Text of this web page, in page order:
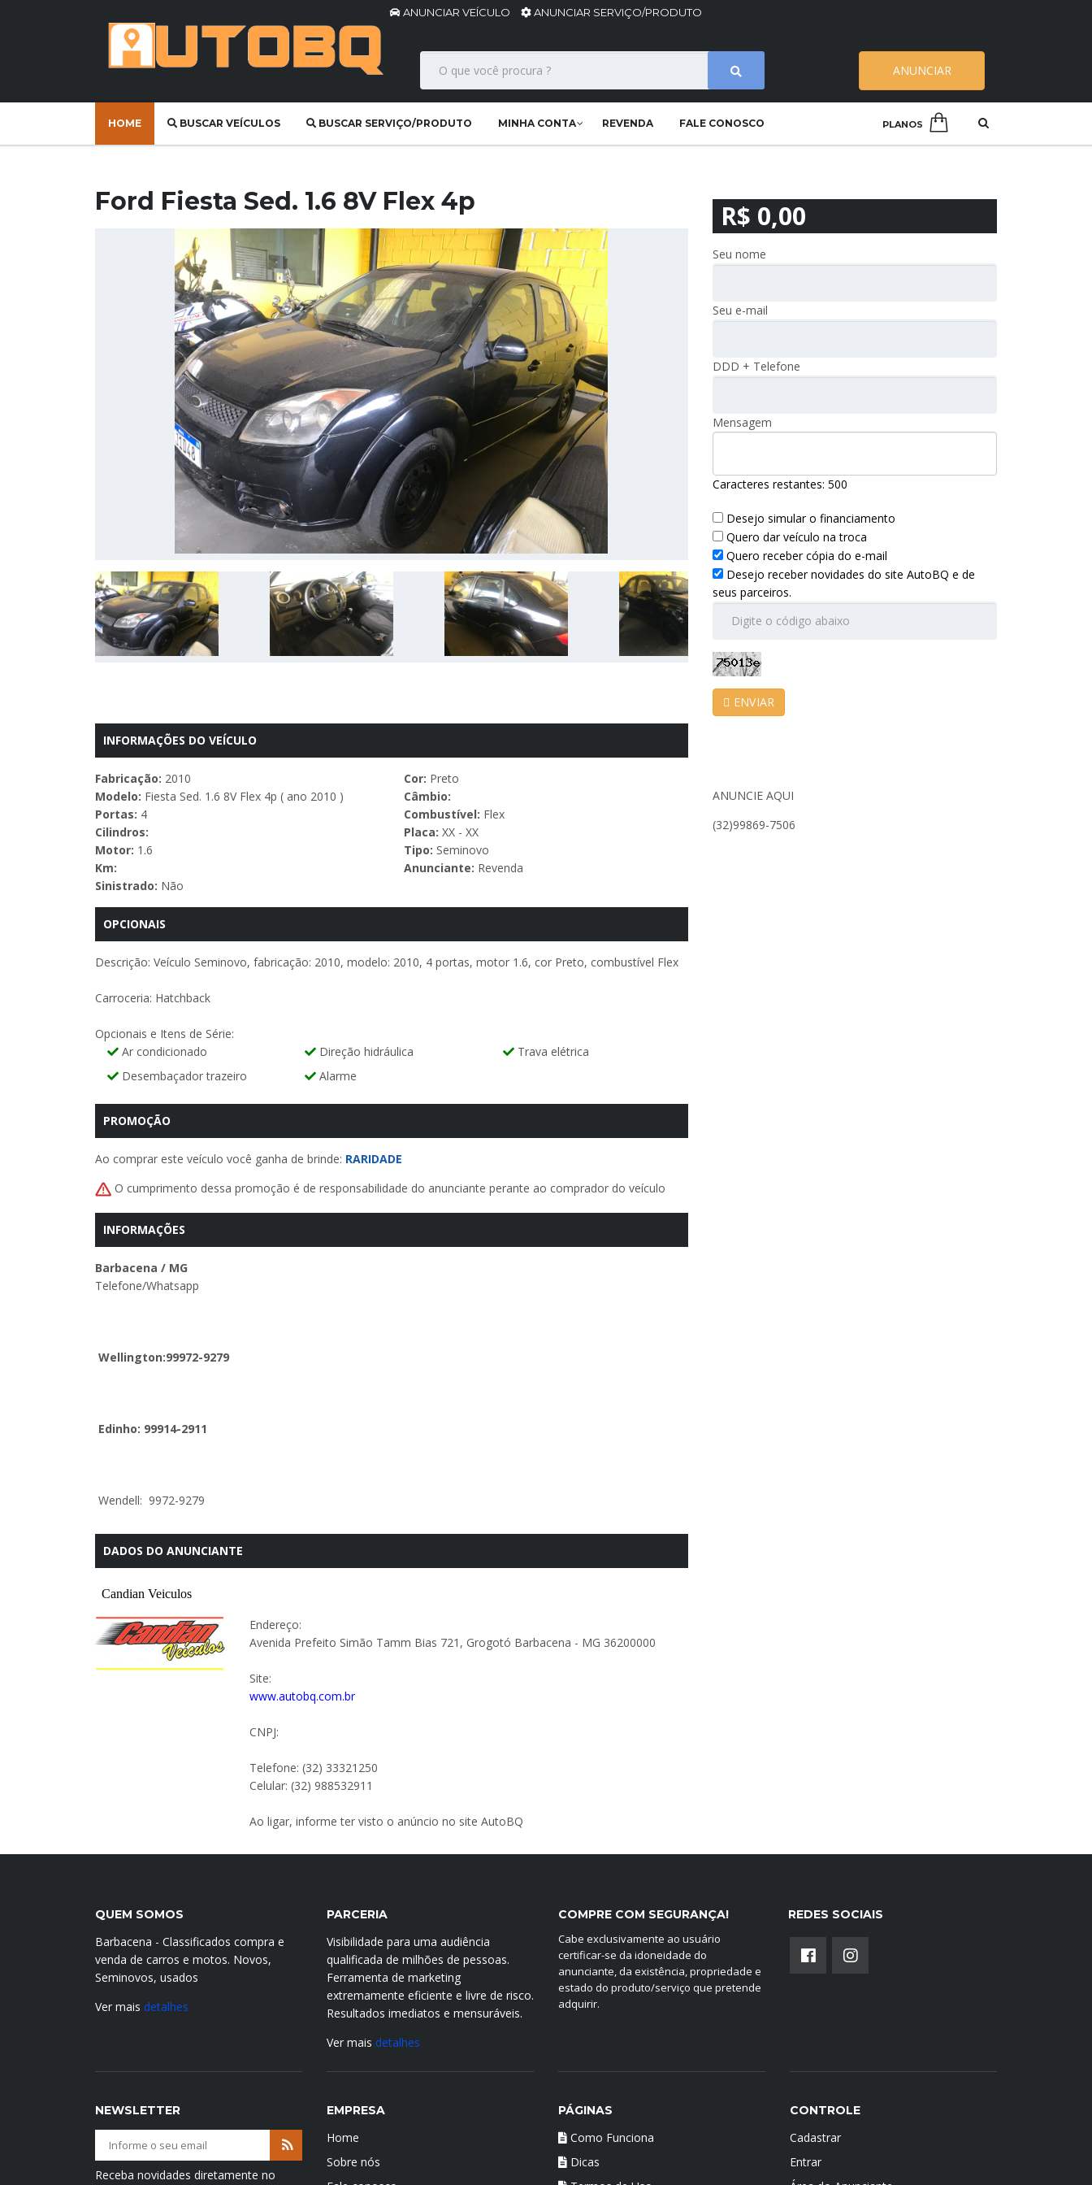
ANUNCIAR VEÍCULO ANUNCIAR SERVIÇO/PRODUTO
ANUNCIAR
PLANOS
HOME BUSCAR VEÍCULOS BUSCAR SERVIÇO/PRODUTO MINHA CONTA REVENDA FALE CONOSCO
Ford Fiesta Sed. 1.6 8V Flex 4p
INFORMAÇÕES DO VEÍCULO
Fabricação: 2010
Modelo: Fiesta Sed. 1.6 8V Flex 4p ( ano 2010 )
Portas: 4
Cilindros:
Motor: 1.6
Km:
Sinistrado: Não
Cor: Preto
Câmbio:
Combustível: Flex
Placa: XX - XX
Tipo: Seminovo
Anunciante: Revenda
OPCIONAIS
Descrição: Veículo Seminovo, fabricação: 2010, modelo: 2010, 4 portas, motor 1.6, cor Preto, combustível Flex
Carroceria: Hatchback
Opcionais e Itens de Série:
Ar condicionado
Direção hidráulica
Trava elétrica
Desembaçador trazeiro
Alarme
PROMOÇÃO
Ao comprar este veículo você ganha de brinde: RARIDADE
O cumprimento dessa promoção é de responsabilidade do anunciante perante ao comprador do veículo
INFORMAÇÕES
Barbacena / MG
Telefone/Whatsapp
Wellington:99972-9279
Edinho: 99914-2911
Wendell: 9972-9279
DADOS DO ANUNCIANTE
Endereço:
Avenida Prefeito Simão Tamm Bias 721, Grogotó Barbacena - MG 36200000
Site:
www.autobq.com.br
CNPJ:
Telefone: (32) 33321250
Celular: (32) 988532911
Ao ligar, informe ter visto o anúncio no site AutoBQ
R$ 0,00
Seu nome
Seu e-mail
DDD + Telefone
Mensagem
Caracteres restantes: 500
Desejo simular o financiamento
Quero dar veículo na troca
Quero receber cópia do e-mail
Desejo receber novidades do site AutoBQ e de
seus parceiros.
ENVIAR
ANUNCIE AQUI
(32)99869-7506
QUEM SOMOS
Barbacena - Classificados compra e
venda de carros e motos. Novos,
Seminovos, usados
Ver mais detalhes
PARCERIA
Visibilidade para uma audiência
qualificada de milhões de pessoas.
Ferramenta de marketing
extremamente eficiente e livre de risco.
Resultados imediatos e mensuráveis.
Ver mais detalhes
COMPRE COM SEGURANÇA!
Cabe exclusivamente ao usuário
certificar-se da idoneidade do
anunciante, da existência, propriedade e
estado do produto/serviço que pretende
adquirir.
REDES SOCIAIS
NEWSLETTER
Receba novidades diretamente no
EMPRESA
Home
Sobre nós
PÁGINAS
Como Funciona
Dicas
CONTROLE
Cadastrar
Entrar